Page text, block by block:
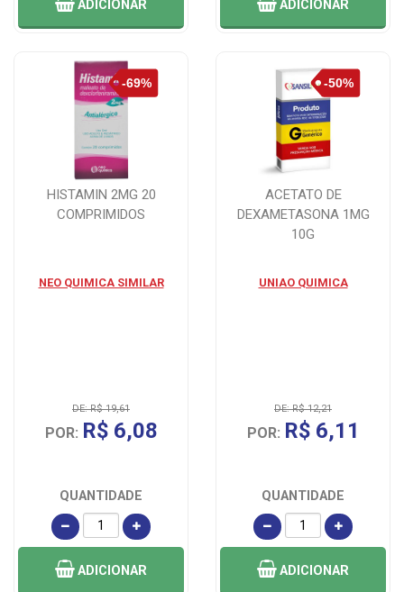
ADICIONAR ADICIONAR
HISTAMIN 2MG 20
COMPRIMIDOS
NEO QUIMICA SIMILAR
DE: R$ 19,61
POR: R$ 6,08
QUANTIDADE
ADICIONAR
ACETATO DE
DEXAMETASONA 1MG
10G
UNIAO QUIMICA
DE: R$ 12,21
POR: R$ 6,11
QUANTIDADE
ADICIONAR